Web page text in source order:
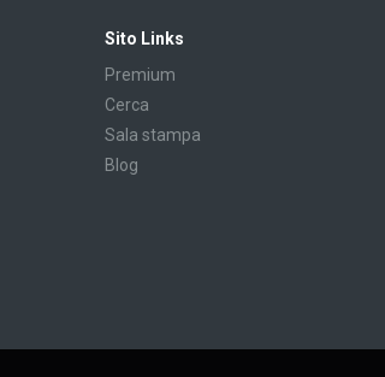
Sito Links
Premium
Cerca
Sala stampa
Blog